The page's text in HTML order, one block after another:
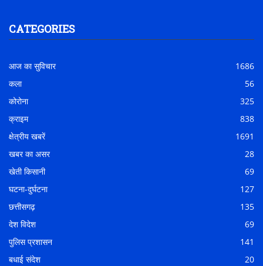
CATEGORIES
आज का सुविचार
1686
कला
56
कोरोना
325
क्राइम
838
क्षेत्रीय खबरें
1691
खबर का असर
28
खेती किसानी
69
घटना-दुर्घटना
127
छत्तीसगढ़
135
देश विदेश
69
पुलिस प्रशासन
141
बधाई संदेश
20